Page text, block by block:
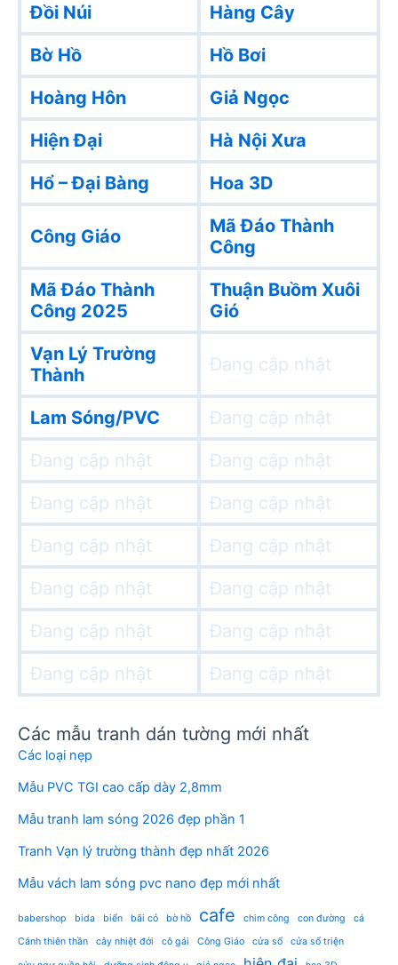
Đồi Núi
Hàng Cây
Bờ Hồ
Hồ Bơi
Hoàng Hôn
Giả Ngọc
Hiện Đại
Hà Nội Xưa
Hổ – Đại Bàng
Hoa 3D
Công Giáo
Mã Đáo Thành
Công
Mã Đáo Thành
Công 2025
Thuận Buồm Xuôi
Gió
Vạn Lý Trường
Thành
Đang cập nhật
Lam Sóng/PVC
Đang cập nhật
Đang cập nhật
Đang cập nhật
Đang cập nhật
Đang cập nhật
Đang cập nhật
Đang cập nhật
Đang cập nhật
Đang cập nhật
Đang cập nhật
Đang cập nhật
Đang cập nhật
Đang cập nhật
Các mẫu tranh dán tường mới nhất
Các loại nẹp
Mẫu PVC TGI cao cấp dày 2,8mm
Mẫu tranh lam sóng 2026 đẹp phần 1
Tranh Vạn lý trường thành đẹp nhất 2026
Mẫu vách lam sóng pvc nano đẹp mới nhất
babershop bida biển bãi cỏ bờ hồ cafe chim công con đường
cá
Cánh thiên thần
cây nhiệt đới cô gái Công Giáo cửa sổ cửa sổ triện